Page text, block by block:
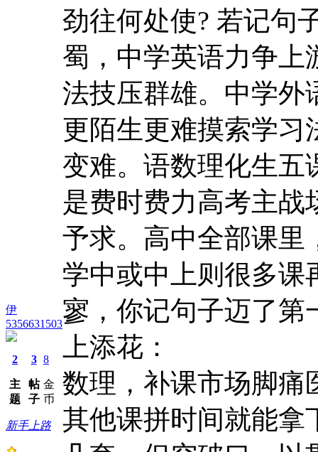
伊
5356631503
2
主
题
3
帖
子
8
金
币
新手上路
劲往何处使? 若记句
蜀，中学英语力争上
法技压群雄。中学外
更陌生更难摸索学习
变难。语数理化生五
是费时费力高考主战
予求。高中全部课里
学中或中上则很多课
寥，你记句子迈了第
上添花：
数理，补课市场脚痛
其他课拼时间就能拿